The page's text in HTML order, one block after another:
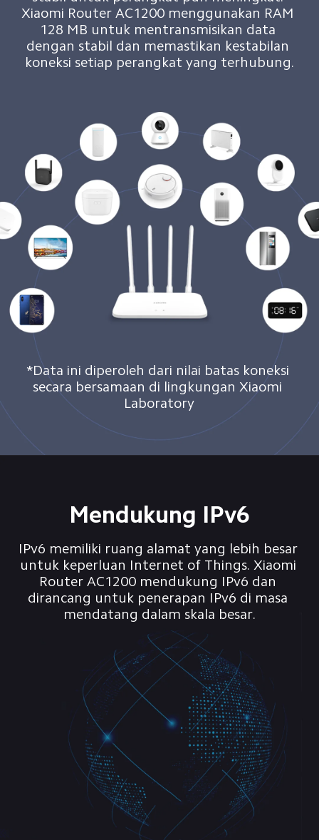
Xiaomi Router AC1200 menggunakan RAM
128 MB untuk mentransmisikan data
dengan stabil dan memastikan kestabilan
koneksi setiap perangkat yang terhubung.
*Data ini diperoleh dari nilai batas koneksi
secara bersamaan di lingkungan Xiaomi
Laboratory
Mendukung IPv6
IPv6 memiliki ruang alamat yang lebih besar
untuk keperluan Internet of Things. Xiaomi
Router AC1200 mendukung IPv6 dan
dirancang untuk penerapan IPv6 di masa
mendatang dalam skala besar.